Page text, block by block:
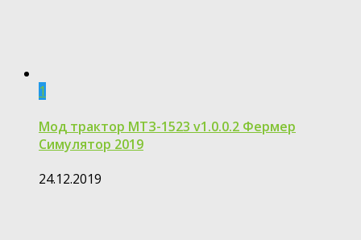
1
Мод трактор МТЗ-1523 v1.0.0.2 Фермер
Симулятор 2019
24.12.2019